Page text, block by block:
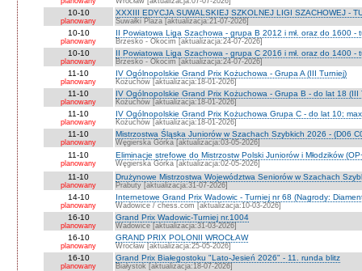
10-10
planowany
XXXIII EDYCJA SUWALSKIEJ SZKOLNEJ LIGI SZACHOWEJ -
Suwałki Plaza [aktualizacja:21-07-2026]
10-10
planowany
II Powiatowa Liga Szachowa - grupa B 2012 i mł. oraz do 1600 -
Brzesko - Okocim [aktualizacja:24-07-2026]
10-10
planowany
II Powiatowa Liga Szachowa - grupa C 2016 i mł. oraz do 1400 -
Brzesko - Okocim [aktualizacja:24-07-2026]
11-10
planowany
IV Ogólnopolskie Grand Prix Kożuchowa - Grupa A (III Turniej)
Kożuchów [aktualizacja:18-01-2026]
11-10
planowany
IV Ogólnopolskie Grand Prix Kożuchowa - Grupa B - do lat 18 (III
Kożuchów [aktualizacja:18-01-2026]
11-10
planowany
IV Ogólnopolskie Grand Prix Kożuchowa Grupa C - do lat 10;
Kożuchów [aktualizacja:18-01-2026]
11-10
planowany
Mistrzostwa Śląska Juniorów w Szachach Szybkich 2026 - (D06
Węgierska Górka [aktualizacja:03-05-2026]
11-10
planowany
Eliminacje strefowe do Mistrzostw Polski Juniorów i Młodzików
Węgierska Górka [aktualizacja:02-05-2026]
11-10
planowany
Drużynowe Mistrzostwa Województwa Seniorów w Szachach
Prabuty [aktualizacja:31-07-2026]
14-10
planowany
Internetowe Grand Prix Wadowic - Turniej nr 68 (Nagrody:
Wadowice / chess.com [aktualizacja:10-03-2026]
16-10
planowany
Grand Prix Wadowic-Turniej nr.1004
Wadowice [aktualizacja:31-03-2026]
16-10
planowany
GRAND PRIX POLONII WROCŁAW
Wrocław [aktualizacja:25-05-2026]
16-10
planowany
Grand Prix Białegostoku "Lato-Jesień 2026" - 11. runda blitz
Białystok [aktualizacja:18-07-2026]